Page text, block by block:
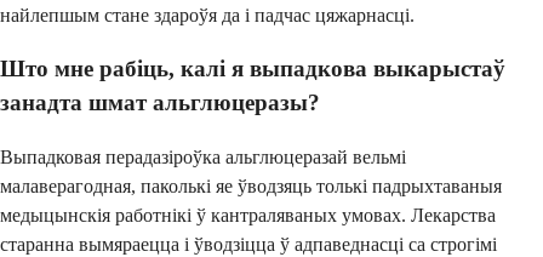
найлепшым стане здароўя да і падчас цяжарнасці.
Што мне рабіць, калі я выпадкова выкарыстаў
занадта шмат альглюцеразы?
Выпадковая перадазіроўка альглюцеразай вельмі
малаверагодная, паколькі яе ўводзяць толькі падрыхтаваныя
медыцынскія работнікі ў кантраляваных умовах. Лекарства
старанна вымяраецца і ўводзіцца ў адпаведнасці са строгімі